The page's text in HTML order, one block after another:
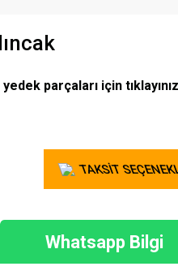
parçaları için
TAKSİT
Whatsapp Bilgi